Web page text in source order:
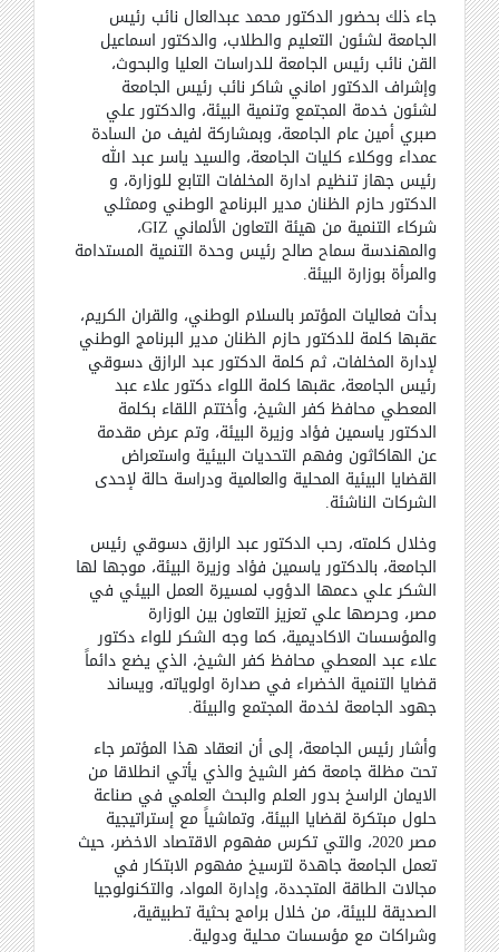
جاء ذلك بحضور الدكتور محمد عبدالعال نائب رئيس
الجامعة لشئون التعليم والطلاب، والدكتور اسماعيل
القن نائب رئيس الجامعة للدراسات العليا والبحوث،
وإشراف الدكتور اماني شاكر نائب رئيس الجامعة
لشئون خدمة المجتمع وتنمية البيئة، والدكتور علي
صبري أمين عام الجامعة، وبمشاركة لفيف من السادة
عمداء ووكلاء كليات الجامعة، والسيد ياسر عبد الله
رئيس جهاز تنظيم ادارة المخلفات التابع للوزارة، و
الدكتور حازم الظنان مدير البرنامج الوطني وممثلي
شركاء التنمية من هيئة التعاون الألماني ،
والمهندسة سماح صالح رئيس وحدة التنمية المستدامة
والمرأة بوزارة البيئة.
بدأت فعاليات المؤتمر بالسلام الوطني، والقران الكريم،
عقبها كلمة للدكتور حازم الظنان مدير البرنامج الوطني
لإدارة المخلفات، ثم كلمة الدكتور عبد الرازق دسوقي
رئيس الجامعة، عقبها كلمة اللواء دكتور علاء عبد
المعطي محافظ كفر الشيخ، وأختتم اللقاء بكلمة
الدكتور ياسمين فؤاد وزيرة البيئة، وتم عرض مقدمة
عن الهاكاثون وفهم التحديات البيئية واستعراض
القضايا البيئية المحلية والعالمية ودراسة حالة لإحدى
الشركات الناشئة.
وخلال كلمته، رحب الدكتور عبد الرازق دسوقي رئيس
الجامعة، بالدكتور ياسمين فؤاد وزيرة البيئة، موجها لها
الشكر علي دعمها الدؤوب لمسيرة العمل البيئي في
مصر، وحرصها علي تعزيز التعاون بين الوزارة
والمؤسسات الاكاديمية، كما وجه الشكر للواء دكتور
علاء عبد المعطي محافظ كفر الشيخ، الذي يضع دائماً
قضايا التنمية الخضراء في صدارة اولوياته، ويساند
جهود الجامعة لخدمة المجتمع والبيئة.
وأشار رئيس الجامعة، إلى أن انعقاد هذا المؤتمر جاء
تحت مظلة جامعة كفر الشيخ والذي يأتي انطلاقا من
الايمان الراسخ بدور العلم والبحث العلمي في صناعة
حلول مبتكرة لقضايا البيئة، وتماشياً مع إستراتيجية
مصر 2020، والتي تكرس مفهوم الاقتصاد الاخضر، حيث
تعمل الجامعة جاهدة لترسيخ مفهوم الابتكار في
مجالات الطاقة المتجددة، وإدارة المواد، والتكنولوجيا
الصديقة للبيئة، من خلال برامج بحثية تطبيقية،
وشراكات مع مؤسسات محلية ودولية.